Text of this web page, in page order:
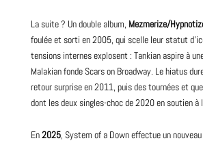
La suite ? Un double album, Mezmerize/
foulée et sorti en 2005, qui scelle leur statut
tensions internes explosent : Tankian aspire à
Malakian fonde Scars on Broadway. Le hiatus
retour surprise en 2011, puis des tournées et
dont les deux singles-choc de 2020 en soutien à
En2025, System of a Down effectue unnouveau